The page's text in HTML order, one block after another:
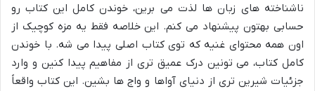
ناشناخته های زبان ها لذت می برین، خوندن کامل این کتاب رو
حسابی بهتون پیشنهاد می کنم. این خلاصه فقط یه مزه کوچیک از
اون همه محتوای غنیه که توی کتاب اصلی پیدا می شه. با خوندن
کامل کتاب، می تونین درک عمیق تری از مفاهیم پیدا کنین و وارد
جزئیات شیرین تری از دنیای آواها و واج ها بشین. این کتاب واقعاً